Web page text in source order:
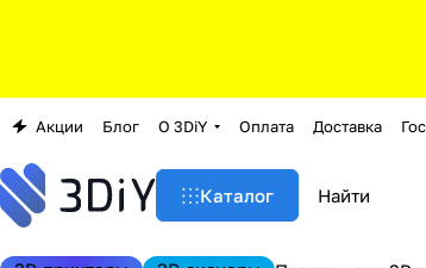
Акции Блог О 3DiY Оплата Доставка
Каталог